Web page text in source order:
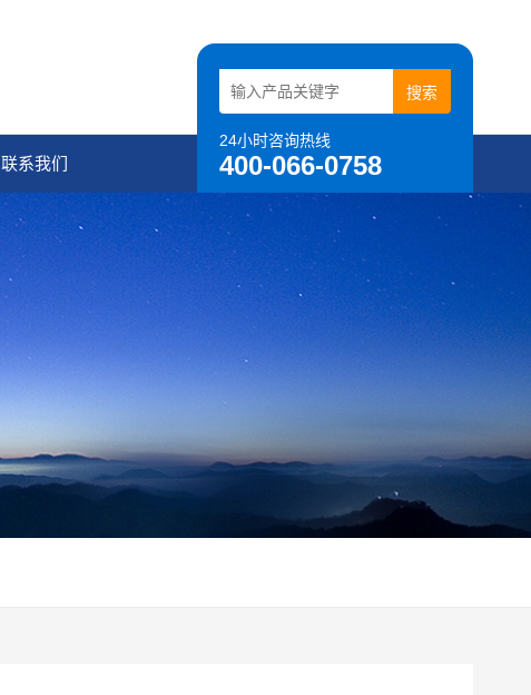
24小时咨询热线
400-066-0758
联系我们